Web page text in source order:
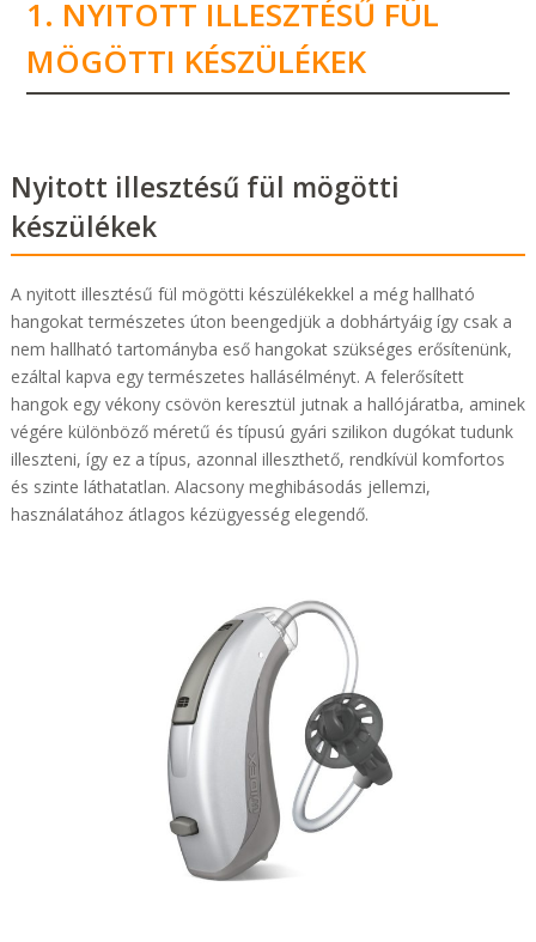
1. NYITOTT ILLESZTÉSŰ FÜL
MÖGÖTTI KÉSZÜLÉKEK
Nyitott illesztésű fül mögötti
készülékek
A nyitott illesztésű fül mögötti készülékekkel a még hallható
hangokat természetes úton beengedjük a dobhártyáig így csak a
nem hallható tartományba eső hangokat szükséges erősítenünk,
ezáltal kapva egy természetes hallásélményt. A felerősített
hangok egy vékony csövön keresztül jutnak a hallójáratba, aminek
végére különböző méretű és típusú gyári szilikon dugókat tudunk
illeszteni, így ez a típus, azonnal illeszthető, rendkívül komfortos
és szinte láthatatlan. Alacsony meghibásodás jellemzi,
használatához átlagos kézügyesség elegendő.